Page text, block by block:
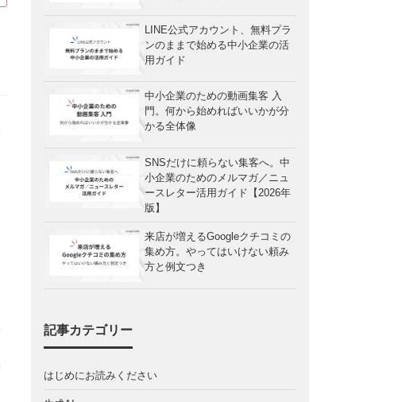
LINE公式アカウント、無料プラ
ンのままで始める中小企業の活
用ガイド
中小企業のための動画集客 入
門。何から始めればいいかが分
かる全体像
SNSだけに頼らない集客へ。中
小企業のためのメルマガ／ニュ
ースレター活用ガイド【2026年
版】
来店が増えるGoogleクチコミの
集め方。やってはいけない頼み
方と例文つき
記事カテゴリー
はじめにお読みください